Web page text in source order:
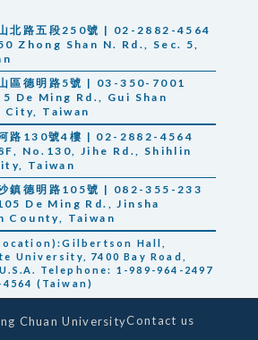
北路五段250號 | 02-2882-4564
Zhong Shan N. Rd., Sec. 5,
區德明路5號 | 03-350-7001
De Ming Rd., Gui Shan
Taiwan
河路130號4樓 | 02-2882-4564
No.130, Jihe Rd., Shihlin
Taiwan
鎮德明路105號 | 082-355-233
De Ming Rd., Jinsha
County, Taiwan
Hall,
University, 7400 Bay Road,
Telephone: 1-989-964-2497
(Taiwan)
Chuan UniversityContact us